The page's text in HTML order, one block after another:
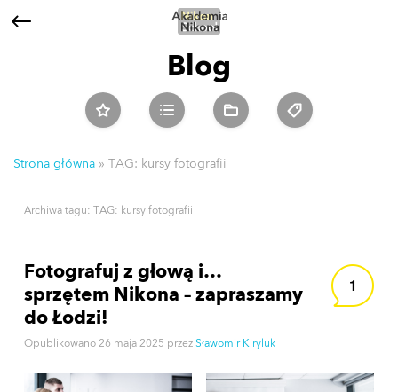
Blog
Strona główna » TAG: kursy fotografii
Archiwa tagu: TAG: kursy fotografii
Fotografuj z głową i…
sprzętem Nikona – zapraszamy
do Łodzi!
Opublikowano 26 maja 2025 przez Sławomir Kiryluk
1